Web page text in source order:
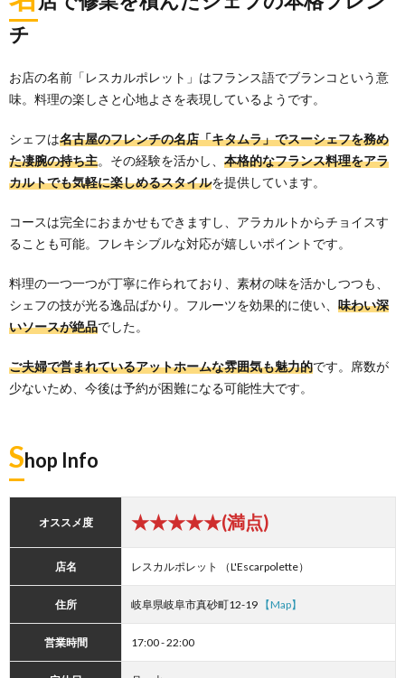
チ
お店の名前「レスカルポレット」はフランス語でブランコという意
味。料理の楽しさと心地よさを表現しているようです。
シェフは名古屋のフレンチの名店「キタムラ」でスーシェフを務め
た凄腕の持ち主。その経験を活かし、 本格的なフランス料理をアラ
カルトでも気軽に楽しめるスタイルを提供しています。
コースは完全におまかせもできますし、アラカルトからチョイスす
ることも可能。フレキシブルな対応が嬉しいポイントです。
料理の一つ一つが丁寧に作られており、素材の味を活かしつつも、
シェフの技が光る逸品ばかり。フルーツを効果的に使い、 味わい深
いソースが絶品でした。
ご夫婦で営まれているアットホームな雰囲気も魅力的です。席数が
少ないため、今後は予約が困難になる可能性大です。
Shop Info
オススメ度 ★★★★★(満点)
店名 レスカルポレット （L'Escarpolette）
住所 岐阜県岐阜市真砂町12-19 【Map】
営業時間 17:00 - 22:00